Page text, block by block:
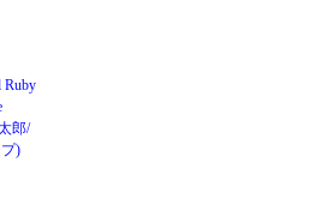
Ruby
郎/
)